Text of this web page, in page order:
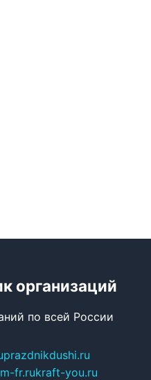
организаций
по всей России
prazdnikdushi.ru
fr.rukraft-you.ru